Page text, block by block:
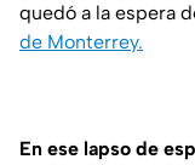
quedó a la espera
de Monterrey.
En ese lapso de